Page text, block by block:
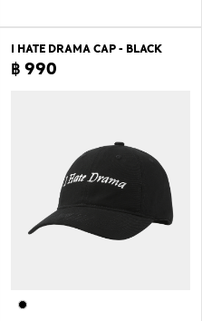
I HATE DRAMA CAP - BLACK
฿ 990